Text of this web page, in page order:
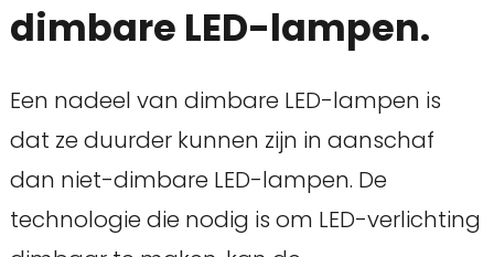
dimbare LED-lampen.
Een nadeel van dimbare LED-lampen is
dat ze duurder kunnen zijn in aanschaf
dan niet-dimbare LED-lampen. De
technologie die nodig is om LED-verlichting